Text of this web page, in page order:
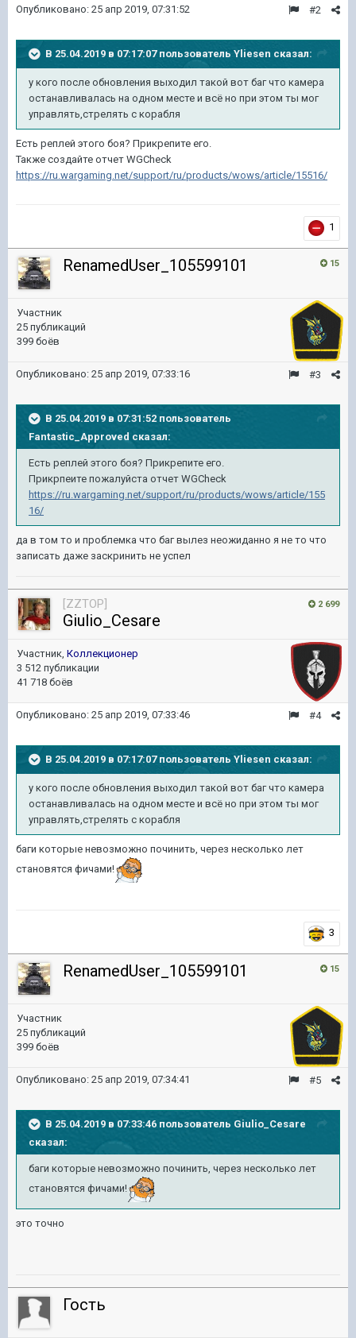
#2
Опубликовано: 25 апр 2019, 07:31:52
В 25.04.2019 в 07:17:07 пользователь Yliesen сказал:
у кого после обновления выходил такой вот баг что камера
останавливалась на одном месте и всё но при этом ты мог
управлять,стрелять с корабля
Есть реплей этого боя? Прикрепите его.
Также создайте отчет WGCheck
https://ru.wargaming.net/support/ru/products/wows/article/15516/
1
15
RenamedUser_105599101
Участник
25 публикаций
399 боёв
#3
Опубликовано: 25 апр 2019, 07:33:16
В 25.04.2019 в 07:31:52 пользователь
Fantastic_Approved сказал:
Есть реплей этого боя? Прикрепите его.
Прикрпеите пожалуйста отчет WGCheck
https://ru.wargaming.net/support/ru/products/wows/article/155
16/
да в том то и проблемка что баг вылез неожиданно я не то что
записать даже заскринить не успел
2 699
[ZZTOP]
Giulio_Cesare
Участник, Коллекционер
3 512 публикации
41 718 боёв
#4
Опубликовано: 25 апр 2019, 07:33:46
В 25.04.2019 в 07:17:07 пользователь Yliesen сказал:
у кого после обновления выходил такой вот баг что камера
останавливалась на одном месте и всё но при этом ты мог
управлять,стрелять с корабля
баги которые невозможно починить, через несколько лет
становятся фичами!
3
15
RenamedUser_105599101
Участник
25 публикаций
399 боёв
#5
Опубликовано: 25 апр 2019, 07:34:41
В 25.04.2019 в 07:33:46 пользователь Giulio_Cesare
сказал:
баги которые невозможно починить, через несколько лет
становятся фичами!
это точно
Гость